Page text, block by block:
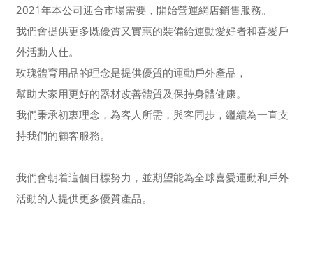
2021年本公司迎合市場需要，開始營運網店銷售服務。
我們會提供更多既優質又實惠的裝備給運動愛好者和喜愛戶
外活動人仕。
玫瑰體育用品的理念是提供優質的運動戶外產品，
幫助大家用更好的器材改善體質及保持身體健康。
我們秉承初衷理念，為客人所需，與客同步，繼續為一直支
持我們的顧客服務。
我們會朝着這個目標努力，並期望能為全球喜愛運動和戶外
活動的人提供更多優質產品。